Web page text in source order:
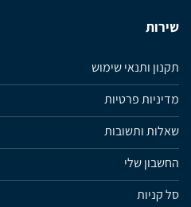
שירות
תקנון ותנאי שימוש
מדיניות פרטיות
שאלות ותשובות
החשבון שלי
סל קניות